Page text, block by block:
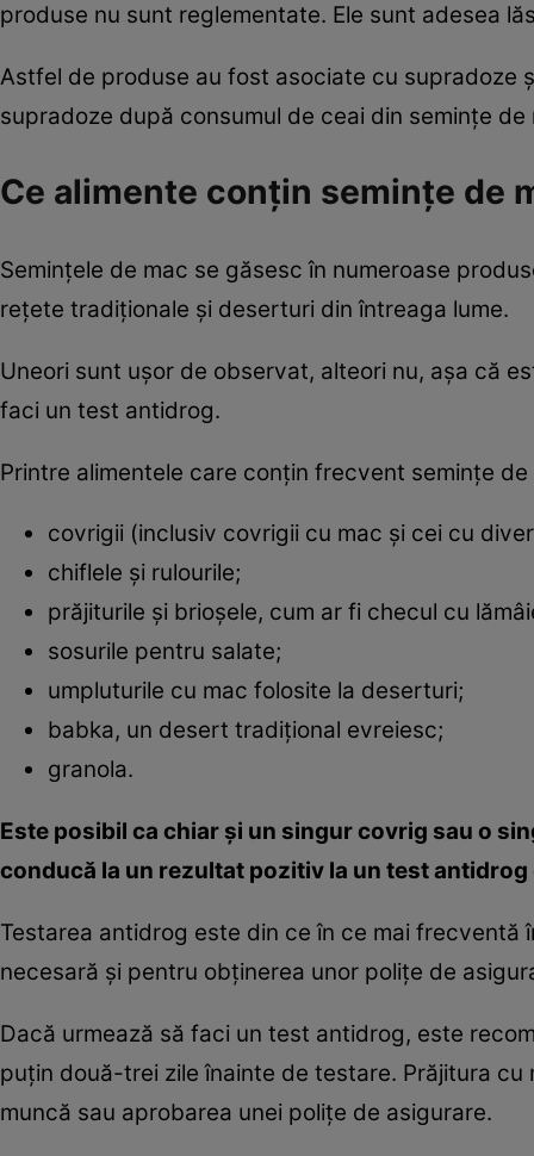
produse nu sunt reglementate. Ele sunt adesea
Astfel de produse au fost asociate cu supradoze
supradoze după consumul de ceai din semințe de
Ce alimente conțin semințe de
Semințele de mac se găsesc în numeroase
rețete tradiționale și deserturi din întreaga lume.
Uneori sunt ușor de observat, alteori nu, așa că
faci un test antidrog.
Printre alimentele care conțin frecvent semințe de
covrigii (inclusiv covrigii cu mac și cei cu
chiflele și rulourile;
prăjiturile și brioșele, cum ar fi checul cu
sosurile pentru salate;
umpluturile cu mac folosite la deserturi;
babka, un desert tradițional evreiesc;
granola.
Este posibil ca chiar și un singur covrig sau o
conducă la un rezultat pozitiv la un test antidrog
Testarea antidrog este din ce în ce mai
necesară și pentru obținerea unor polițe de
Dacă urmează să faci un test antidrog, este
puțin două-trei zile înainte de testare. Prăjitura
muncă sau aprobarea unei polițe de asigurare.